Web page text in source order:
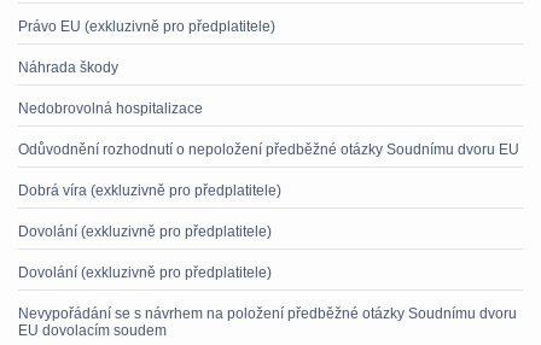
Právo EU (exkluzivně pro předplatitele)
Náhrada škody
Nedobrovolná hospitalizace
Odůvodnění rozhodnutí o nepoložení předběžné otázky Soudnímu dvoru EU
Dobrá víra (exkluzivně pro předplatitele)
Dovolání (exkluzivně pro předplatitele)
Dovolání (exkluzivně pro předplatitele)
Nevypořádání se s návrhem na položení předběžné otázky Soudnímu dvoru
EU dovolacím soudem